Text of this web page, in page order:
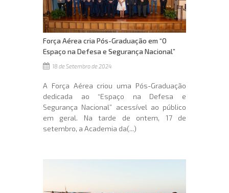
Força Aérea cria Pós-Graduação em “O
Espaço na Defesa e Segurança Nacional”
18 de Setembro de 2024
A Força Aérea criou uma Pós-Graduação
dedicada ao “Espaço na Defesa e
Segurança Nacional” acessível ao público
em geral. Na tarde de ontem, 17 de
setembro, a Academia da(...)